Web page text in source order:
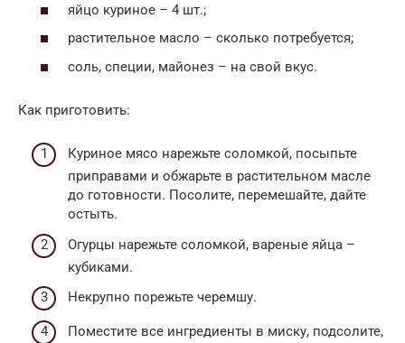
яйцо куриное – 4 шт.;
растительное масло – сколько потребуется;
соль, специи, майонез – на свой вкус.
Как приготовить:
Куриное мясо нарежьте соломкой, посыпьте
приправами и обжарьте в растительном масле
до готовности. Посолите, перемешайте, дайте
остыть.
Огурцы нарежьте соломкой, вареные яйца –
кубиками.
Некрупно порежьте черемшу.
Поместите все ингредиенты в миску, подсолите,